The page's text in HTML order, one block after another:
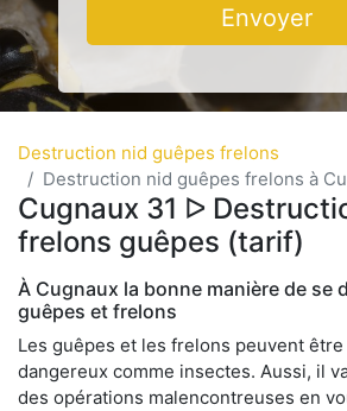
Envoyer
Destruction nid guêpes frelons
Destruction nid guêpes frelons à
Cugnaux 31 ᐅ
frelons guêpes (tarif)
À Cugnaux la bonne manière de se
guêpes et frelons
Les guêpes et les frelons peuvent
dangereux comme insectes. Aussi, il
des opérations malencontreuses en